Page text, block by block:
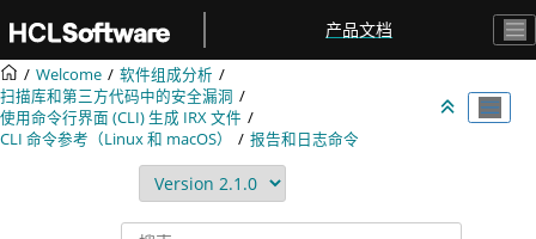
产品文档
Welcome
软件组成分析
扫描库和第三方代码中的安全漏洞
使用命令行界面 (CLI) 生成 IRX文件
CLI 命令参考（Linux 和 macOS）
报告和日志命令